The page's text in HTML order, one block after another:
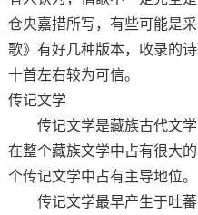
仓央嘉措所写，有些可能是
歌》有好几种版本，收录的
十首左右较为可信。
传记文学
传记文学是藏族古代文学
在整个藏族文学中占有很大
个传记文学中占有主导地位。
传记文学最早产生于吐蕃